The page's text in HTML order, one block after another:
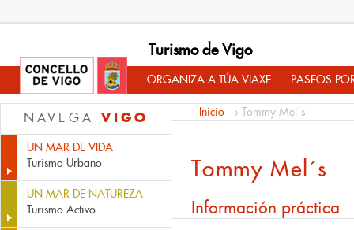
Turismo de Vigo
ORGANIZA A TÚA VIAXE PASEOS
NAVEGA VIGO
UN MAR DE VIDA
Turismo Urbano
UN MAR DE NATUREZA
Turismo Activo
Inicio → Tommy Mel´s
Tommy Mel´s
Información práctica